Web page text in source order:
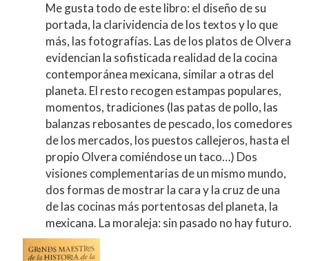
Me gusta todo de este libro: el diseño de su
portada, la clarividencia de los textos y lo que
más, las fotografías. Las de los platos de Olvera
evidencian la sofisticada realidad de la cocina
contemporánea mexicana, similar a otras del
planeta. El resto recogen estampas populares,
momentos, tradiciones (las patas de pollo, las
balanzas rebosantes de pescado, los comedores
de los mercados, los puestos callejeros, hasta el
propio Olvera comiéndose un taco…) Dos
visiones complementarias de un mismo mundo,
dos formas de mostrar la cara y la cruz de una
de las cocinas más portentosas del planeta, la
mexicana. La moraleja: sin pasado no hay futuro.